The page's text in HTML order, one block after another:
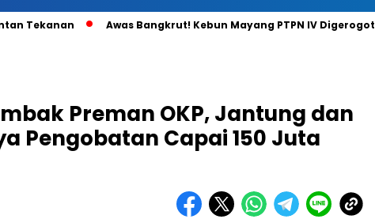
Awas Bangkrut! Kebun Mayang PTPN IV Digerogoti
Preman OKP, Jantung dan
Pengobatan Capai 150 Juta